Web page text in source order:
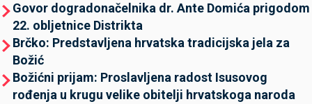
Govor dogradonačelnika dr. Ante Domića prigodom
22. obljetnice Distrikta
Brčko: Predstavljena hrvatska tradicijska jela za
Božić
Božićni prijam: Proslavljena radost Isusovog
rođenja u krugu velike obitelji hrvatskoga naroda